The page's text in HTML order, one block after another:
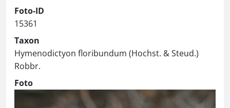
Foto-ID
15361
Taxon
Hymenodictyon floribundum (Hochst. & Steud.)
Robbr.
Foto